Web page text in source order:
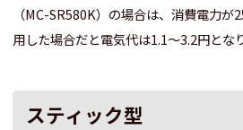
（MC-SR580K）の場合は、消費電力
用した場合だと電気代は1.1～3.2円とな
スティック型